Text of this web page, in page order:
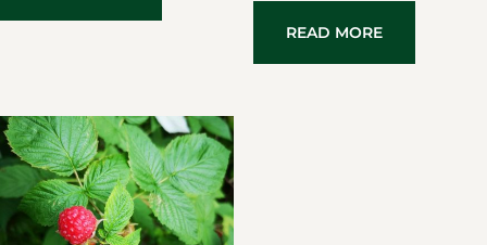
READ MORE